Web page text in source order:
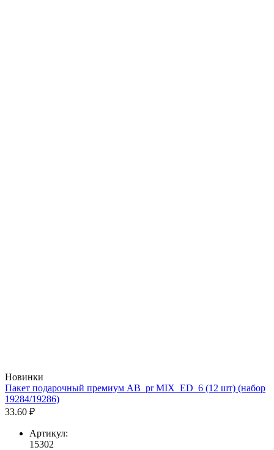
Новинки
Пакет подарочный премиум AB_pr MIX_ED_6 (12 шт) (набор
19284/19286)
33.60 ₽
Артикул:
15302